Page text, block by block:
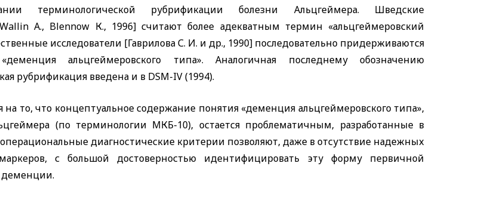
терминологической рубрификации болезни Альцгеймера. Шведские
A., Blennow К., 1996] считают более адекватным термин «альцгеймеровский
исследователи [Гаврилова С. И. и др., 1990] последовательно придерживаются
альцгеймеровского типа». Аналогичная последнему обозначению
рубрификация введена и в DSM-IV(1994).
то, что концептуальное содержание понятия «деменция альцгеймеровского типа»,
(по терминологии МКБ-10), остается проблематичным, разработанные в
диагностические критерии позволяют, даже в отсутствие надежных
с большой достоверностью идентифицировать эту форму первичной
деменции.